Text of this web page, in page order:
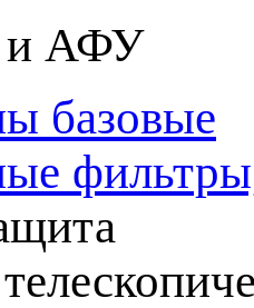
и АФУ
базовые